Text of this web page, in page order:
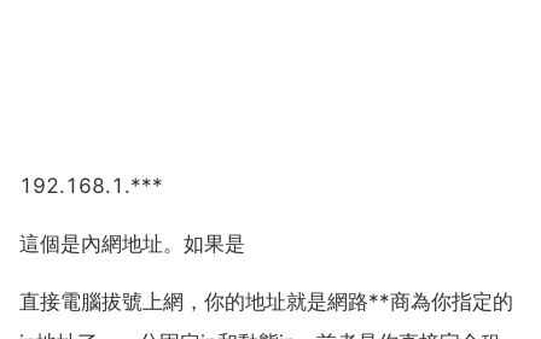
192.168.1.***
這個是內網地址。如果是
直接電腦拔號上網，你的地址就是網路**商為你指定的